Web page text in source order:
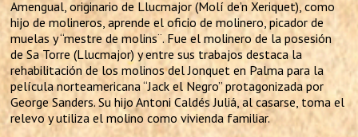
Amengual, originario de Llucmajor (Molí de’n Xeriquet), como
hijo de molineros, aprende el oficio de molinero, picador de
muelas y “mestre de molins¨. Fue el molinero de la posesión
de Sa Torre (Llucmajor) y entre sus trabajos destaca la
rehabilitación de los molinos del Jonquet en Palma para la
película norteamericana “Jack el Negro” protagonizada por
George Sanders. Su hijo Antoni Caldés Juliá, al casarse, toma el
relevo y utiliza el molino como vivienda familiar.